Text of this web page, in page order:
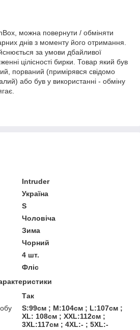
можна повернути / обміняти
днів з моменту його отримання.
за умови дбайливої
цілісності бирки. Товар який був
порваний (примірявся свідомо
або був у використанні - обміну
Intruder
Україна
S
Чоловіча
Зима
Чорний
4 шт.
Фліс
Так
S:99см ; M:104см ; L:107см ;
XL: 108см ; XXL:112см ;
3XL:117см ; 4XL:- ; 5XL:-